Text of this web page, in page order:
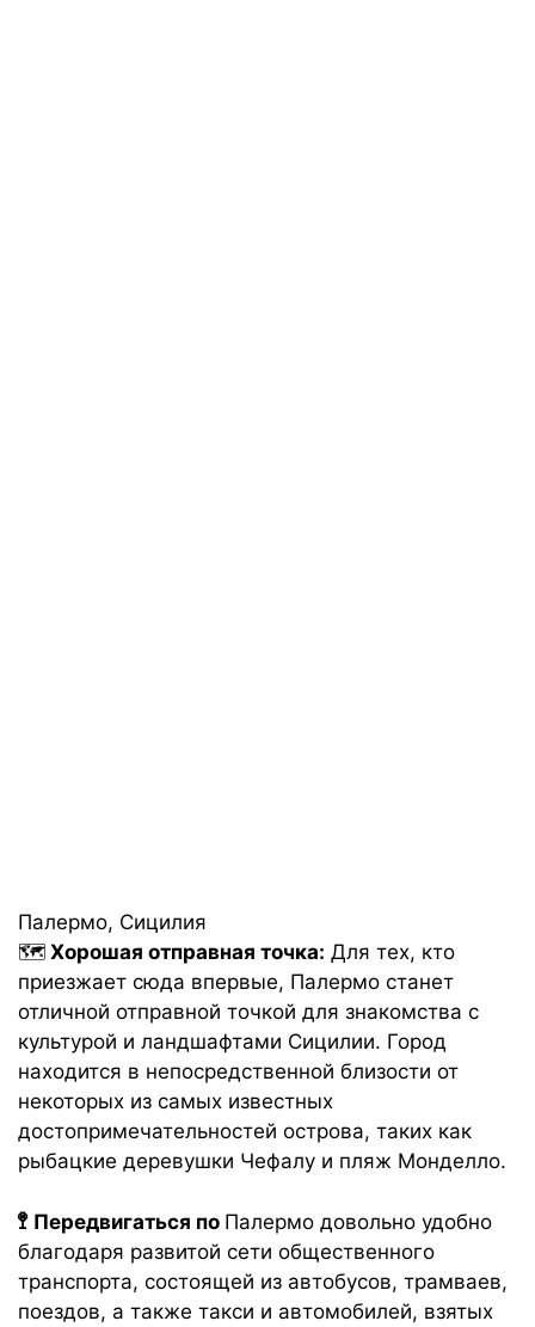
Палермо, Сицилия
🗺️ Хорошая отправная точка: Для тех, кто
приезжает сюда впервые, Палермо станет
отличной отправной точкой для знакомства с
культурой и ландшафтами Сицилии. Город
находится в непосредственной близости от
некоторых из самых известных
достопримечательностей острова, таких как
рыбацкие деревушки Чефалу и пляж Монделло.
🚏 Передвигаться по Палермо довольно удобно
благодаря развитой сети общественного
транспорта, состоящей из автобусов, трамваев,
поездов, а также такси и автомобилей, взятых